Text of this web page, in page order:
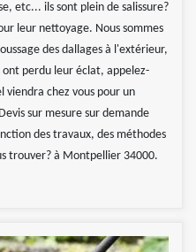
etc... ils sont plein de salissure?
leur nettoyage. Nous sommes
des dallages à l'extérieur,
ont perdu leur éclat, appelez-
viendra chez vous pour un
sur mesure sur demande
des travaux, des méthodes
trouver? à Montpellier 34000.